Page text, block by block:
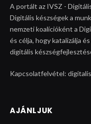
A portált az IVSZ -
Digitális készségek a
nemzeti koalícióként a
és célja, hogy katalizálja
digitális
Kapcsolatfelvétel:
AJÁNLJUK